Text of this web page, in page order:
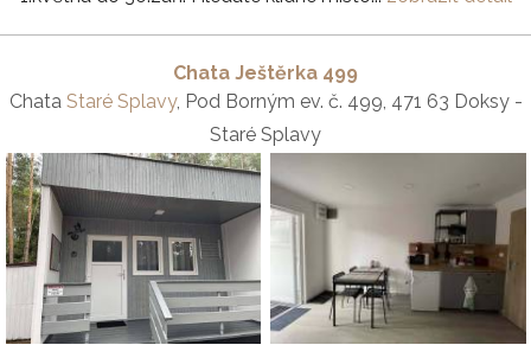
Chata Ještěrka 499
Chata Staré Splavy, Pod Borným ev. č. 499, 471 63 Doksy -
Staré Splavy